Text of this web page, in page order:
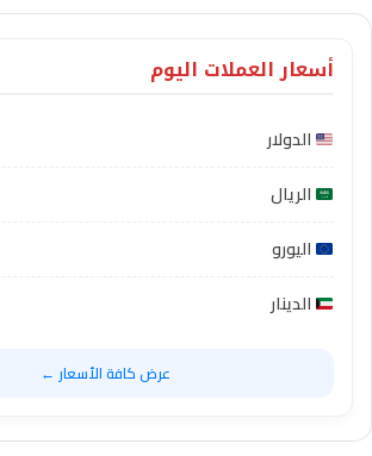
أسعار العملات اليوم
الدولار
الريال
اليورو
الدينار
عرض كافة الأسعار ←